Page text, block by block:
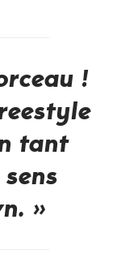
!
tant
»